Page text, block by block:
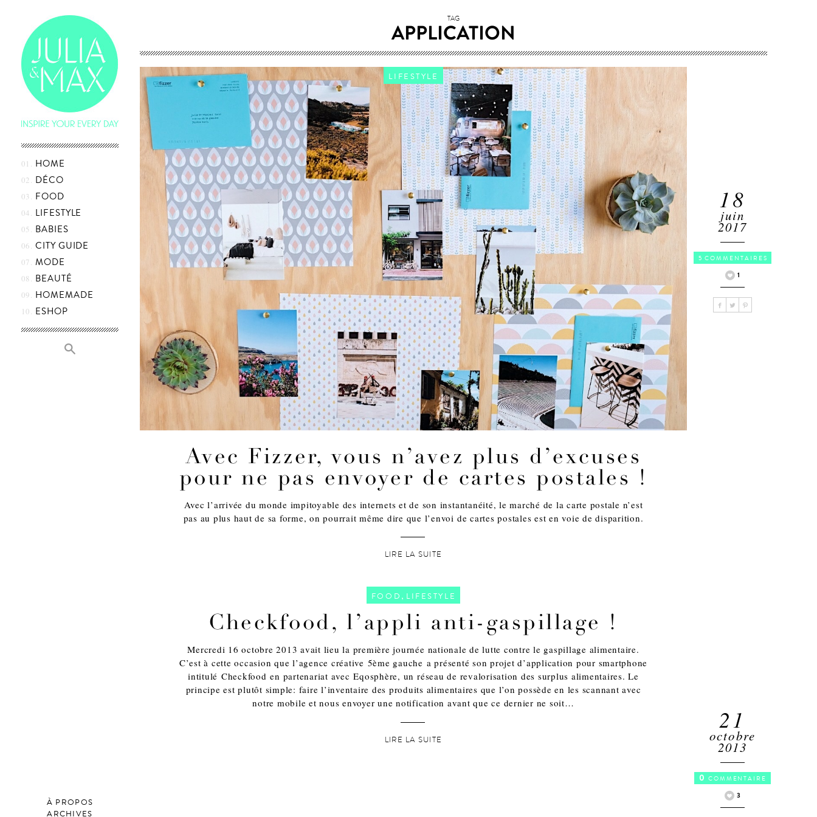
Skip
to
content
HOME
DÉCO
FOOD
LIFESTYLE
BABIES
CITY GUIDE
MODE
BEAUTÉ
HOMEMADE
ESHOP
À PROPOS
ARCHIVES
TAG
APPLICATION
LIFESTYLE
Avec Fizzer, vous n’avez plus d’excuses
pour ne pas envoyer de cartes postales !
Avec l’arrivée du monde impitoyable des internets et de son instantanéité, le marché de la carte postale n’est
pas au plus haut de sa forme, on pourrait même dire que l’envoi de cartes postales est en voie de disparition.
LIRE LA SUITE
18
juin
2017
5 COMMENTAIRES
1
FOOD , LIFESTYLE
Checkfood, l’appli anti-gaspillage !
Mercredi 16 octobre 2013 avait lieu la première journée nationale de lutte contre le gaspillage alimentaire.
C’est à cette occasion que l’agence créative 5ème gauche a présenté son projet d’application pour smartphone
intitulé Checkfood en partenariat avec Eqosphère, un réseau de revalorisation des surplus alimentaires. Le
principe est plutôt simple: faire l’inventaire des produits alimentaires que l’on possède en les scannant avec
notre mobile et nous envoyer une notification avant que ce dernier ne soit…
LIRE LA SUITE
21
octobre
2013
0 COMMENTAIRE
3